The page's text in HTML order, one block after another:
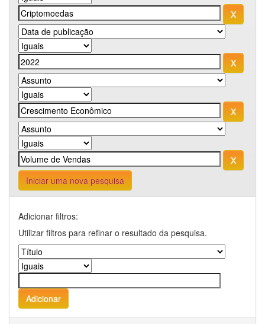
Iniciar uma nova pesquisa
Adicionar filtros:
Utilizar filtros para refinar o resultado da pesquisa.